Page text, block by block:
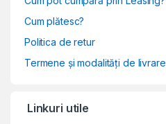
Cum plătesc?
Politica de retur
Termene și modalități de livrare
Linkuri utile